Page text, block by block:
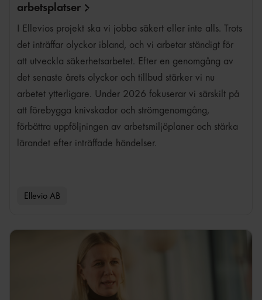
arbetsplatser
I Ellevios projekt ska vi jobba säkert eller inte alls. Trots
det inträffar olyckor ibland, och vi arbetar ständigt för
att utveckla säkerhetsarbetet. Efter en genomgång av
det senaste årets olyckor och tillbud stärker vi nu
arbetet ytterligare. Under 2026 fokuserar vi särskilt på
att förebygga knivskador och strömgenomgång,
förbättra uppföljningen av arbetsmiljöplaner och stärka
lärandet efter inträffade händelser.
Ellevio AB